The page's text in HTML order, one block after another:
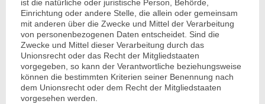
ist die natürliche oder juristische Person, Behörde,
Einrichtung oder andere Stelle, die allein oder gemeinsam
mit anderen über die Zwecke und Mittel der Verarbeitung
von personenbezogenen Daten entscheidet. Sind die
Zwecke und Mittel dieser Verarbeitung durch das
Unionsrecht oder das Recht der Mitgliedstaaten
vorgegeben, so kann der Verantwortliche beziehungsweise
können die bestimmten Kriterien seiner Benennung nach
dem Unionsrecht oder dem Recht der Mitgliedstaaten
vorgesehen werden.